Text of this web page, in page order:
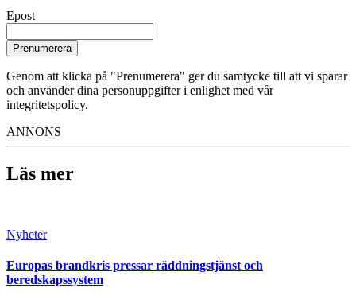
Epost
Prenumerera
Genom att klicka på "Prenumerera" ger du samtycke till att vi sparar
och använder dina personuppgifter i enlighet med vår
integritetspolicy.
ANNONS
Läs mer
Nyheter
Europas brandkris pressar räddningstjänst och
beredskapssystem